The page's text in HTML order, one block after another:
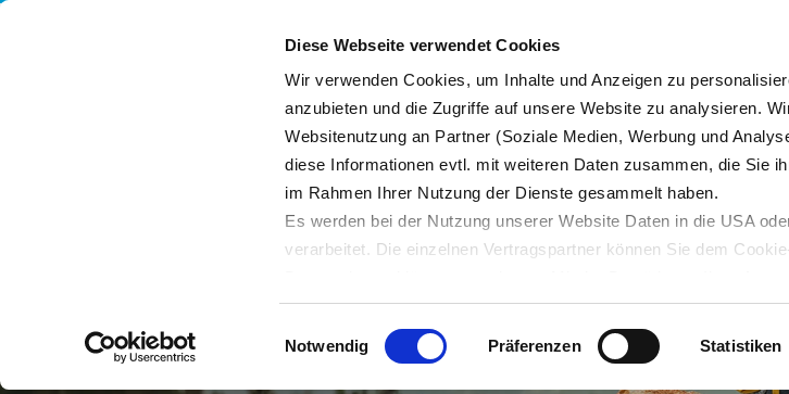
Diese Webseite verwendet Cookies
Wir verwenden Cookies, um Inhalte und Anzeigen zu
anzubieten und die Zugriffe auf unsere Website zu analysieren.
Websitenutzung an Partner (Soziale Medien, Werbung und
diese Informationen evtl. mit weiteren Daten zusammen, die Sie
im Rahmen Ihrer Nutzung der Dienste gesammelt haben.
Es werden bei der Nutzung unserer Website Daten in die USA
verarbeitet. Die einzelnen Vertragspartner können Sie dem
Datenübertragung in Drittstaaten ein. Erst wenn Sie Buttons
von Drittanbietern nachgeladen. Ihre IP-Adresse wird dabei an
Datenschutz dieser Anbieter können Sie sich auf deren Seiten
Einwilligungsauswahl
Notwendig Präferenzen Statistiken
Unternehmen Nachhaltigkeit Blog Servicedesk